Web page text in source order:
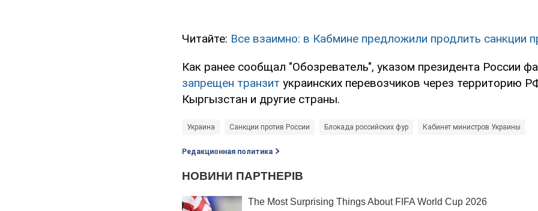
Читайте: Все взаимно: в Кабмине предложили продлить санкции
Как ранее сообщал "Обозреватель", указом президента России
запрещен транзит украинских перевозчиков через территорию
Кыргызстан и другие страны.
Украина Санкции против России Блокада российских фур Кабинет министров Украины
Редакционная политика